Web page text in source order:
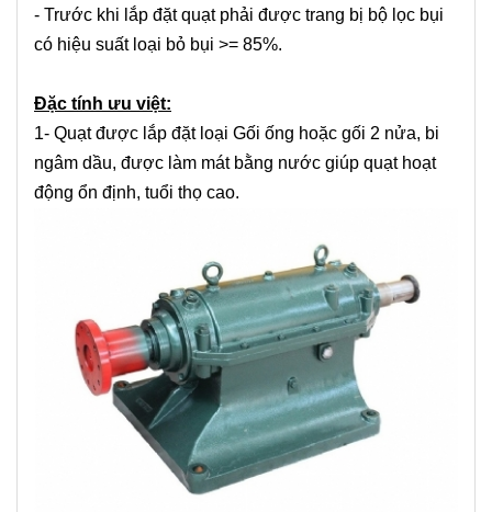
- Trước khi lắp đặt quạt phải được trang bị bộ lọc bụi
có hiệu suất loại bỏ bụi >= 85%.
Đặc tính ưu việt:
1- Quạt được lắp đặt loại Gối ống hoặc gối 2 nửa, bi
ngâm dầu, được làm mát bằng nước giúp quạt hoạt
động ổn định, tuổi thọ cao.